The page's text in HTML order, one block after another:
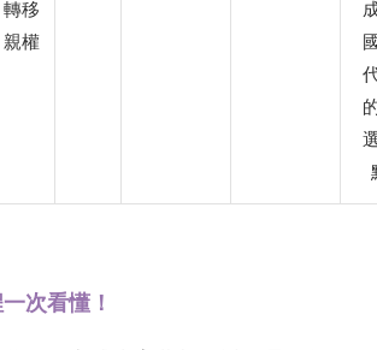
轉移
親權
次看懂！